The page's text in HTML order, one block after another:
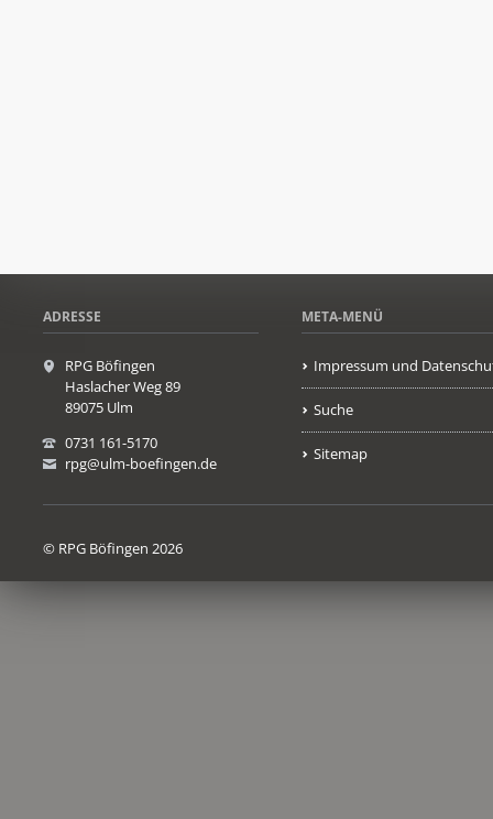
ADRESSE
RPG Böfingen
Haslacher Weg 89
89075 Ulm
0731 161-5170
rpg@ulm-boefingen.de
META-MENÜ
Impressum und
Suche
Sitemap
© RPG Böfingen 2026